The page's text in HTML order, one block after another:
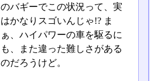
のバギーでこの状況って、実
はかなりスゴいんじゃ!? ま
ぁ、ハイパワーの車を駆るに
も、また違った難しさがある
のだろうけど。